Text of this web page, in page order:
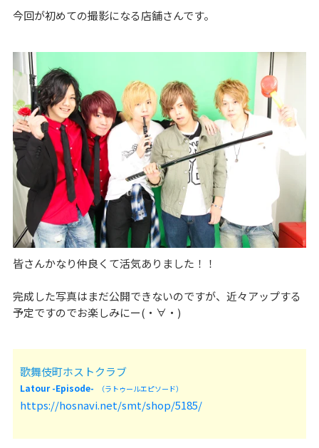
今回が初めての撮影になる店舗さんです。
皆さんかなり仲良くて活気ありました！！
完成した写真はまだ公開できないのですが、近々アップする
予定ですのでお楽しみにー(・∀・)
歌舞伎町ホストクラブ
Latour -Episode- （ラトゥールエピソード）
https://hosnavi.net/smt/shop/5185/